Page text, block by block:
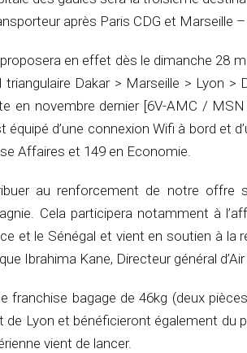
après Paris CDG et Marseille
en effet dès le dimanche 28
Dakar > Marseille > Lyon >
en novembre dernier [6V-AMC /
d’une connexion Wifi à bord et
Affaires et 149 en Economie.
au renforcement de notre offre
Cela participera notamment à
et le Sénégal et vient en soutien à la
Ibrahima Kane, Directeur général
franchise bagage de 46kg (deux
de Lyon et bénéficieront également du
vient de lancer.